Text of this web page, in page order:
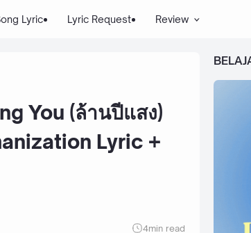
Lyric Lyric Request Review
You (ล้านปีแสง)
Lyric +
4min read